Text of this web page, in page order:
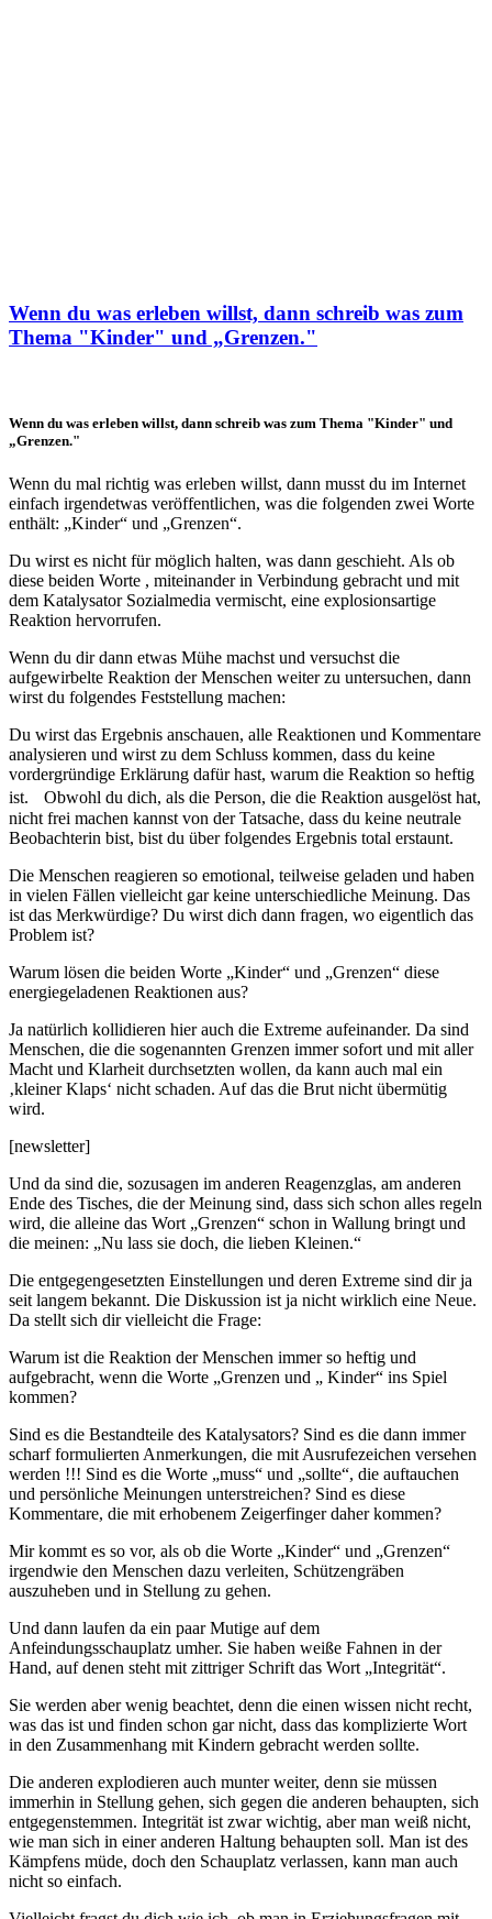
Wenn du was erleben willst, dann schreib was zum
Thema "Kinder" und „Grenzen."
Wenn du was erleben willst, dann schreib was zum Thema "Kinder" und
„Grenzen."
Wenn du mal richtig was erleben willst, dann musst du im Internet
einfach irgendetwas veröffentlichen, was die folgenden zwei Worte
enthält: „Kinder“ und „Grenzen“.
Du wirst es nicht für möglich halten, was dann geschieht. Als ob
diese beiden Worte , miteinander in Verbindung gebracht und mit
dem Katalysator Sozialmedia vermischt, eine explosionsartige
Reaktion hervorrufen.
Wenn du dir dann etwas Mühe machst und versuchst die
aufgewirbelte Reaktion der Menschen weiter zu untersuchen, dann
wirst du folgendes Feststellung machen:
Du wirst das Ergebnis anschauen, alle Reaktionen und Kommentare
analysieren und wirst zu dem Schluss kommen, dass du keine
vordergründige Erklärung dafür hast, warum die Reaktion so heftig
ist. Obwohl du dich, als die Person, die die Reaktion ausgelöst hat,
nicht frei machen kannst von der Tatsache, dass du keine neutrale
Beobachterin bist, bist du über folgendes Ergebnis total erstaunt.
Die Menschen reagieren so emotional, teilweise geladen und haben
in vielen Fällen vielleicht gar keine unterschiedliche Meinung. Das
ist das Merkwürdige? Du wirst dich dann fragen, wo eigentlich das
Problem ist?
Warum lösen die beiden Worte „Kinder“ und „Grenzen“ diese
energiegeladenen Reaktionen aus?
Ja natürlich kollidieren hier auch die Extreme aufeinander. Da sind
Menschen, die die sogenannten Grenzen immer sofort und mit aller
Macht und Klarheit durchsetzten wollen, da kann auch mal ein
‚kleiner Klaps‘ nicht schaden. Auf das die Brut nicht übermütig
wird.
[newsletter]
Und da sind die, sozusagen im anderen Reagenzglas, am anderen
Ende des Tisches, die der Meinung sind, dass sich schon alles regeln
wird, die alleine das Wort „Grenzen“ schon in Wallung bringt und
die meinen: „Nu lass sie doch, die lieben Kleinen.“
Die entgegengesetzten Einstellungen und deren Extreme sind dir ja
seit langem bekannt. Die Diskussion ist ja nicht wirklich eine Neue.
Da stellt sich dir vielleicht die Frage:
Warum ist die Reaktion der Menschen immer so heftig und
aufgebracht, wenn die Worte „Grenzen und „ Kinder“ ins Spiel
kommen?
Sind es die Bestandteile des Katalysators? Sind es die dann immer
scharf formulierten Anmerkungen, die mit Ausrufezeichen versehen
werden !!! Sind es die Worte „muss“ und „sollte“, die auftauchen
und persönliche Meinungen unterstreichen? Sind es diese
Kommentare, die mit erhobenem Zeigerfinger daher kommen?
Mir kommt es so vor, als ob die Worte „Kinder“ und „Grenzen“
irgendwie den Menschen dazu verleiten, Schützengräben
auszuheben und in Stellung zu gehen.
Und dann laufen da ein paar Mutige auf dem
Anfeindungsschauplatz umher. Sie haben weiße Fahnen in der
Hand, auf denen steht mit zittriger Schrift das Wort „Integrität“.
Sie werden aber wenig beachtet, denn die einen wissen nicht recht,
was das ist und finden schon gar nicht, dass das komplizierte Wort
in den Zusammenhang mit Kindern gebracht werden sollte.
Die anderen explodieren auch munter weiter, denn sie müssen
immerhin in Stellung gehen, sich gegen die anderen behaupten, sich
entgegenstemmen. Integrität ist zwar wichtig, aber man weiß nicht,
wie man sich in einer anderen Haltung behaupten soll. Man ist des
Kämpfens müde, doch den Schauplatz verlassen, kann man auch
nicht so einfach.